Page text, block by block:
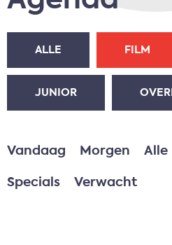
ALLE FILM
JUNIOR
Vandaag Morgen Alle
Specials Verwacht